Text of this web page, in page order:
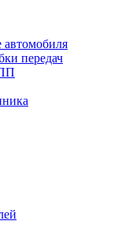
автомобиля
передач